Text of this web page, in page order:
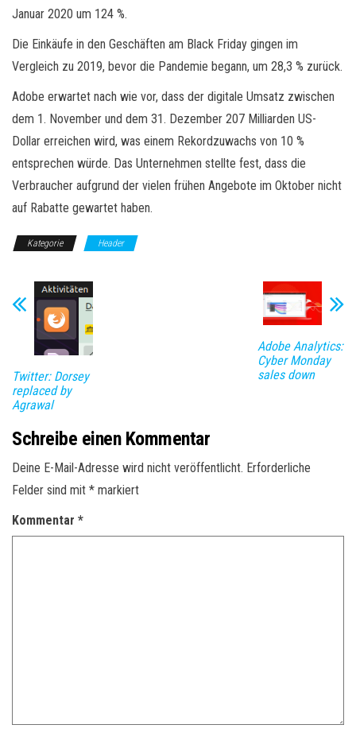
Januar 2020 um 124 %.
Die Einkäufe in den Geschäften am Black Friday gingen im
Vergleich zu 2019, bevor die Pandemie begann, um 28,3 % zurück.
Adobe erwartet nach wie vor, dass der digitale Umsatz zwischen
dem 1. November und dem 31. Dezember 207 Milliarden US-
Dollar erreichen wird, was einem Rekordzuwachs von 10 %
entsprechen würde. Das Unternehmen stellte fest, dass die
Verbraucher aufgrund der vielen frühen Angebote im Oktober nicht
auf Rabatte gewartet haben.
Kategorie Header
Twitter: Dorsey
replaced by
Agrawal
Adobe Analytics:
Cyber Monday
sales down
Schreibe einen Kommentar
Deine E-Mail-Adresse wird nicht veröffentlicht. Erforderliche
Felder sind mit * markiert
Kommentar *